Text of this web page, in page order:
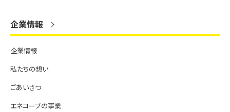
企業情報
企業情報
私たちの想い
ごあいさつ
エネコープの事業